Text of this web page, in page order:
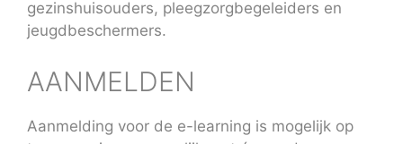
gezinshuisouders, pleegzorgbegeleiders en
jeugdbeschermers.
AANMELDEN
Aanmelding voor de e-learning is mogelijk op